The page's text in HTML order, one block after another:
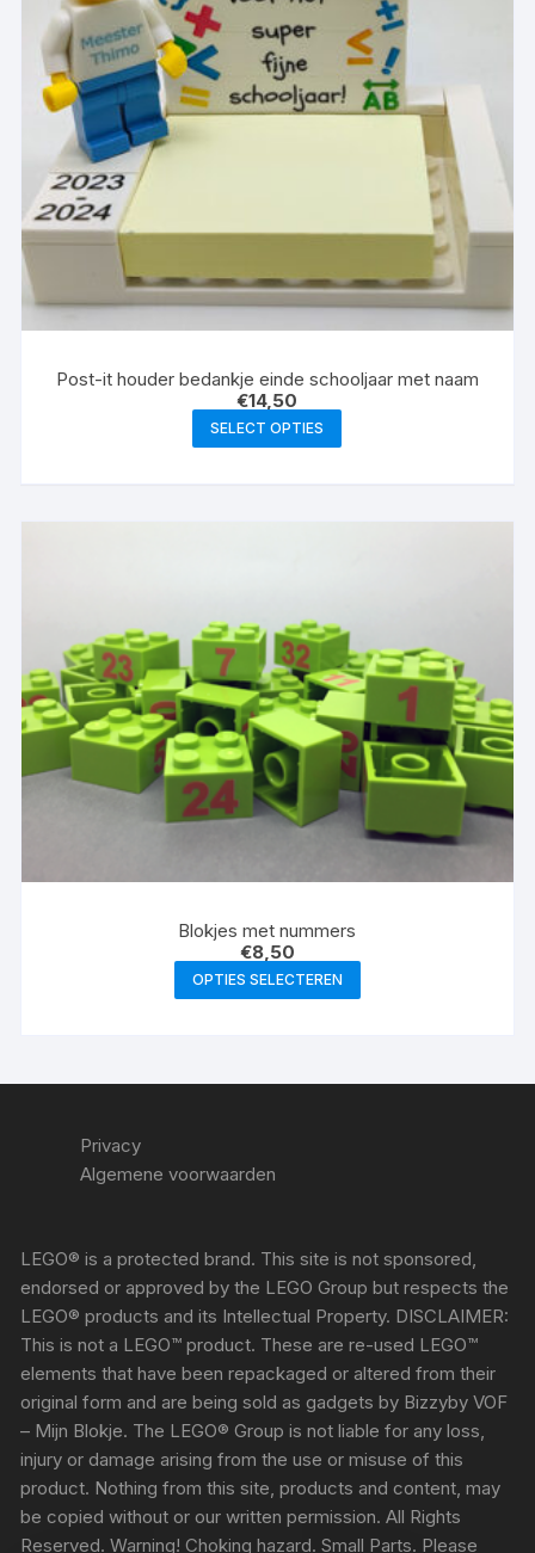
Post-it houder bedankje einde schooljaar met naam
€14,50
SELECT OPTIES
Blokjes met nummers
€8,50
OPTIES SELECTEREN
Privacy
Algemene voorwaarden
LEGO® is a protected brand. This site is not sponsored,
endorsed or approved by the LEGO Group but respects the
LEGO® products and its Intellectual Property. DISCLAIMER:
This is not a LEGO™ product. These are re-used LEGO™
elements that have been repackaged or altered from their
original form and are being sold as gadgets by Bizzyby VOF
– Mijn Blokje. The LEGO® Group is not liable for any loss,
injury or damage arising from the use or misuse of this
product. Nothing from this site, products and content, may
be copied without or our written permission. All Rights
Reserved. Warning! Choking hazard. Small Parts. Please